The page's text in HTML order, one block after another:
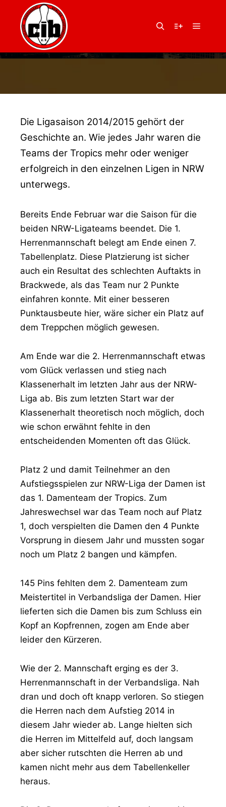
PODESTPLÄTZE UND
ABSTEIGER
Die Ligasaison 2014/2015 gehört der
Geschichte an. Wie jedes Jahr waren die
Teams der Tropics mehr oder weniger
erfolgreich in den einzelnen Ligen in NRW
unterwegs.
Bereits Ende Februar war die Saison für die
beiden NRW-Ligateams beendet. Die 1.
Herrenmannschaft belegt am Ende einen 7.
Tabellenplatz. Diese Platzierung ist sicher
auch ein Resultat des schlechten Auftakts in
Brackwede, als das Team nur 2 Punkte
einfahren konnte. Mit einer besseren
Punktausbeute hier, wäre sicher ein Platz auf
dem Treppchen möglich gewesen.
Am Ende war die 2. Herrenmannschaft etwas
vom Glück verlassen und stieg nach
Klassenerhalt im letzten Jahr aus der NRW-
Liga ab. Bis zum letzten Start war der
Klassenerhalt theoretisch noch möglich, doch
wie schon erwähnt fehlte in den
entscheidenden Momenten oft das Glück.
Platz 2 und damit Teilnehmer an den
Aufstiegsspielen zur NRW-Liga der Damen ist
das 1. Damenteam der Tropics. Zum
Jahreswechsel war das Team noch auf Platz
1, doch verspielten die Damen den 4 Punkte
Vorsprung in diesem Jahr und mussten sogar
noch um Platz 2 bangen und kämpfen.
145 Pins fehlten dem 2. Damenteam zum
Meistertitel in Verbandsliga der Damen. Hier
lieferten sich die Damen bis zum Schluss ein
Kopf an Kopfrennen, zogen am Ende aber
leider den Kürzeren.
Wie der 2. Mannschaft erging es der 3.
Herrenmannschaft in der Verbandsliga. Nah
dran und doch oft knapp verloren. So stiegen
die Herren nach dem Aufstieg 2014 in
diesem Jahr wieder ab. Lange hielten sich
die Herren im Mittelfeld auf, doch langsam
aber sicher rutschten die Herren ab und
kamen nicht mehr aus dem Tabellenkeller
heraus.